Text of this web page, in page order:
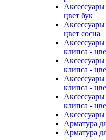
цвет бук
цвет сосна
клипса -
клипса -
клипса -
клипса -
Арматура
Арматура